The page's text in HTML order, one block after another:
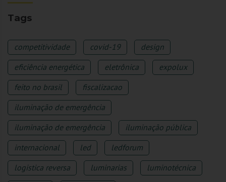
Tags
competitividade covid-19
design
eficiência energética
eletrônica
expolux
feito no brasil
fiscalizacao
iluminação de emergência
iluminação de emergência
iluminação pública
internacional
led
ledforum
logistica reversa
luminarias
luminotécnica